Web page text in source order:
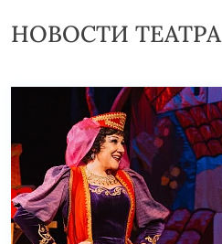
НОВОСТИ ТЕАТРА